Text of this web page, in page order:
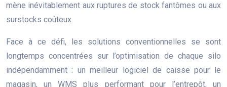
mène inévitablement aux ruptures de stock fantômes ou aux
surstocks coûteux.
Face à ce défi, les solutions conventionnelles se sont
longtemps concentrées sur l’optimisation de chaque silo
indépendamment : un meilleur logiciel de caisse pour le
magasin, un WMS plus performant pour l’entrepôt, un